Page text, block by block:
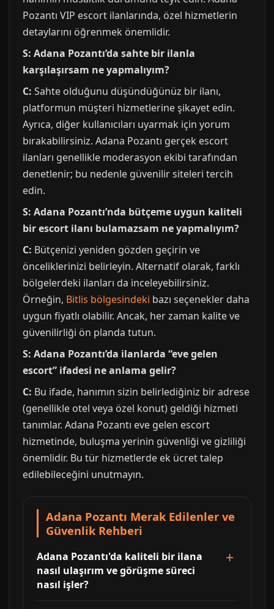
Pozantı VIP escort ilanlarında, özel hizmetlerin
detaylarını öğrenmek önemlidir.
S: Adana Pozantı’da sahte bir ilanla
karşılaşırsam ne yapmalıyım?
C: Sahte olduğunu düşündüğünüz bir ilanı,
platformun müşteri hizmetlerine şikayet edin.
Ayrıca, diğer kullanıcıları uyarmak için yorum
bırakabilirsiniz. Adana Pozantı gerçek escort
ilanları genellikle moderasyon ekibi tarafından
denetlenir; bu nedenle güvenilir siteleri tercih
edin.
S: Adana Pozantı’nda bütçeme uygun kaliteli
bir escort ilanı bulamazsam ne yapmalıyım?
C: Bütçenizi yeniden gözden geçirin ve
önceliklerinizi belirleyin. Alternatif olarak, farklı
bölgelerdeki ilanları da inceleyebilirsiniz.
Örneğin, Bitlis bölgesindeki bazı seçenekler daha
uygun fiyatlı olabilir. Ancak, her zaman kalite ve
güvenilirliği ön planda tutun.
S: Adana Pozantı’da ilanlarda “eve gelen
escort” ifadesi ne anlama gelir?
C: Bu ifade, hanımın sizin belirlediğiniz bir adrese
(genellikle otel veya özel konut) geldiği hizmeti
tanımlar. Adana Pozantı eve gelen escort
hizmetinde, buluşma yerinin güvenliği ve gizliliği
önemlidir. Bu tür hizmetlerde ek ücret talep
edilebileceğini unutmayın.
Adana Pozantı Merak Edilenler ve
Güvenlik Rehberi
Adana Pozantı'da kaliteli bir ilana
nasıl ulaşırım ve görüşme süreci
nasıl işler?